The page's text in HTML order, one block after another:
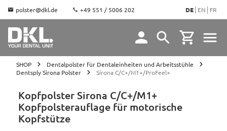
polster@dkl.de +49 551 / 5006 202 DE EN FR
SHOP
Dentalpolster für Dentaleinheiten und Arbeitsstühle
Dentsply Sirona Polster
Sirona C/C+/M1+/ProFeel+
Kopfpolster Sirona C/C+/M1+
Kopfpolsterauflage für motorische
Kopfstütze